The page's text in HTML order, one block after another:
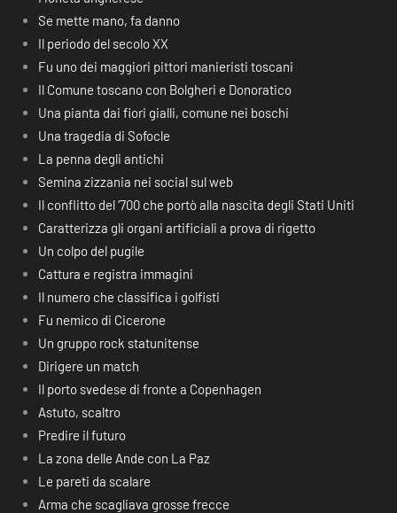
Se mette mano, fa danno
Il periodo del secolo XX
Fu uno dei maggiori pittori manieristi toscani
Il Comune toscano con Bolgheri e Donoratico
Una pianta dai fiori gialli, comune nei boschi
Una tragedia di Sofocle
La penna degli antichi
Semina zizzania nei social sul web
Il conflitto del ‘700 che portò alla nascita degli Stati Uniti
Caratterizza gli organi artificiali a prova di rigetto
Un colpo del pugile
Cattura e registra immagini
Il numero che classifica i golfisti
Fu nemico di Cicerone
Un gruppo rock statunitense
Dirigere un match
Il porto svedese di fronte a Copenhagen
Astuto, scaltro
Predire il futuro
La zona delle Ande con La Paz
Le pareti da scalare
Arma che scagliava grosse frecce